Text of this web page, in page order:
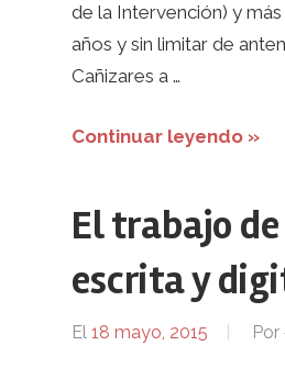
de la Intervención) y
años y sin limitar de
Cañizares a …
Continuar leyendo »
El trabajo
escrita y
El 18 mayo, 2015 Por